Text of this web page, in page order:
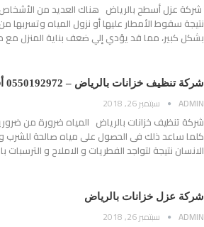
شركة عزل أسطح بالرياض هناك العديد من
نتيجة سقوط الأمطار عليها أو نزول المياه وتسربها
بشكل كبير، مما قد يؤدي إلي ضعف بناية المنزل مع
شركة تنظيف خزانات بالرياض – 0550192972 أفضل شركة تطهير وتعقيم الخزانات
ADMIN سبتمبر 26, 2018
شركة تنظيف خزانات بالرياض المياه ضرورة من
كلما ساعد ذلك فى الحصول على مياه صالحة للشرب
الانسان نتيجة لتواجد الفطريات و الاملاح و
شركة عزل خزانات بالرياض
ADMIN سبتمبر 26, 2018